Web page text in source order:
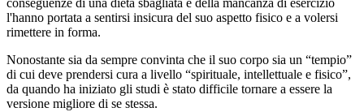
conseguenze di una dieta sbagliata e della mancanza di esercizio
l'hanno portata a sentirsi insicura del suo aspetto fisico e a volersi
rimettere in forma.
Nonostante sia da sempre convinta che il suo corpo sia un “tempio”
di cui deve prendersi cura a livello “spirituale, intellettuale e fisico”,
da quando ha iniziato gli studi è stato difficile tornare a essere la
versione migliore di se stessa.